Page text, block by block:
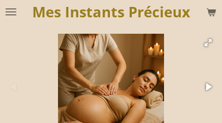
Passer
MesInstants Précieux